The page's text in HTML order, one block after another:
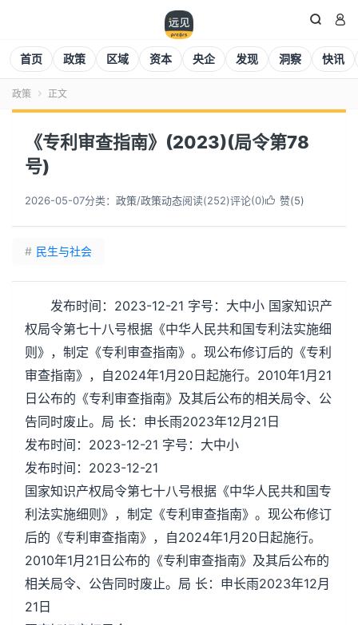
 
首页 政策 区域 资本 央企 发现 洞察 快讯
政策  正文
《专利审查指南》(2023)(局令第78
号)
2026-05-07分类： 政策/政策动态阅读(252)评论(0) 赞(5)
# 民生与社会
发布时间：2023-12-21 字号：大中小 国家知识产
权局令第七十八号根据《中华人民共和国专利法实施细
则》，制定《专利审查指南》。现公布修订后的《专利
审查指南》，自2024年1月20日起施行。2010年1月21
日公布的《专利审查指南》及其后公布的相关局令、公
告同时废止。局 长：申长雨2023年12月21日
发布时间：2023-12-21 字号：大中小
发布时间：2023-12-21
国家知识产权局令第七十八号根据《中华人民共和国专
利法实施细则》，制定《专利审查指南》。现公布修订
后的《专利审查指南》，自2024年1月20日起施行。
2010年1月21日公布的《专利审查指南》及其后公布的
相关局令、公告同时废止。局 长：申长雨2023年12月
21日